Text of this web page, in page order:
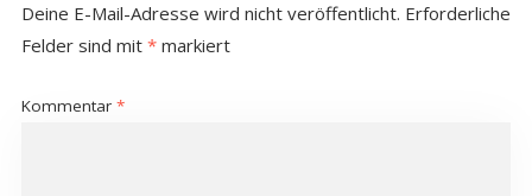
Deine E-Mail-Adresse wird nicht veröffentlicht. Erforderliche
Felder sind mit *markiert
Kommentar *